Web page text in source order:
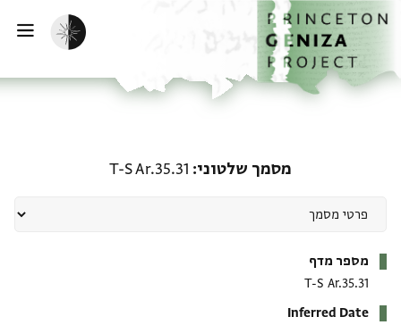
לתוכןהבית
הפעלת מצב כהה
מסמך שלטוני T-S Ar.35.31
מספר מדף
T-S Ar.35.31
Inferred Date